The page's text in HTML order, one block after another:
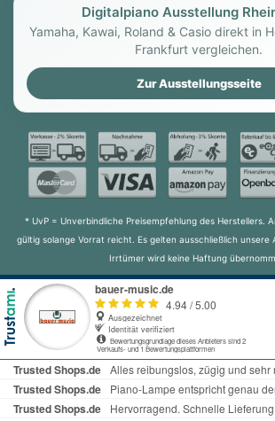
Digitalpiano Ausstellung
Yamaha, Kawai, Roland & Casio direkt in
Frankfurt vergleichen.
Zur Ausstellungsseite
* UvP = Unverbindliche Preisempfehlung des Herstellers.
gültig solange Vorrat reicht. Es gelten ausschließlich unsere
Irrtümer wird keine Haftung